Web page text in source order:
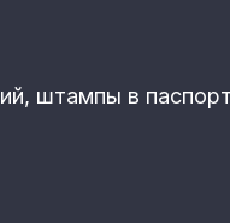
штампы в